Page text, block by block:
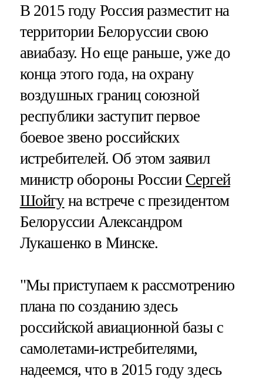
В 2015 году Россия разместит на
территории Белоруссии свою
авиабазу. Но еще раньше, уже до
конца этого года, на охрану
воздушных границ союзной
республики заступит первое
боевое звено российских
истребителей. Об этом заявил
министр обороны России Сергей
Шойгуна встрече с президентом
Белоруссии Александром
Лукашенко в Минске.
"Мы приступаем к рассмотрению
плана по созданию здесь
российской авиационной базы с
самолетами-истребителями,
надеемся, что в 2015 году здесь